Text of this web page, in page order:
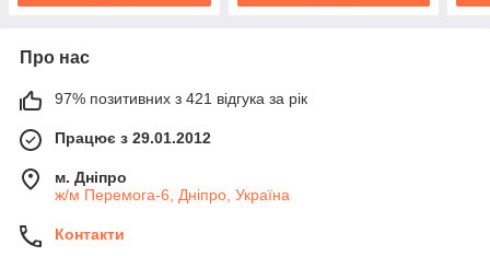
Про нас
97% позитивних з 421 відгука за рік
Працює з 29.01.2012
м. Дніпро
ж/м Перемога-6, Дніпро, Україна
Контакти